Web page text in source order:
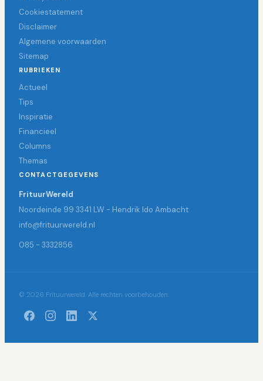
Cookiestatement
Disclaimer
Algemene voorwaarden
Sitemap
RUBRIEKEN
Actueel
Tips
Inspiratie
Financieel
Columns
Themas
CONTACTGEGEVENS
FrituurWereld
Noordeinde 99 3341 LW - Hendrik Ido Ambacht
info@frituurwereld.nl
085 - 3332856
© 2026 Frituurwereld. Alle rechten voorbehouden.